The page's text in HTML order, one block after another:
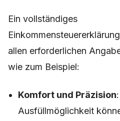
Ein vollständiges
allen erforderlichen
wie zum Beispiel:
Komfort und Präzision
Ausfüllmöglichkeit